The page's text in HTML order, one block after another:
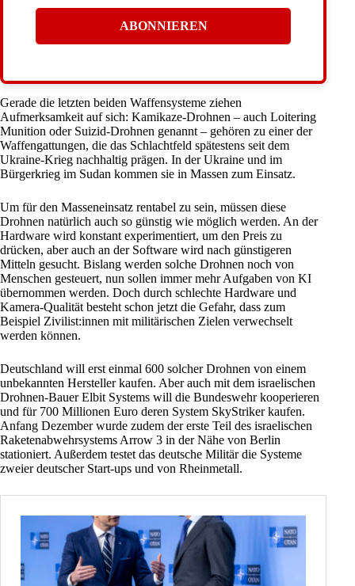
Gerade die letzten beiden Waffensysteme ziehen
Aufmerksamkeit auf sich: Kamikaze-Drohnen – auch Loitering
Munition oder Suizid-Drohnen genannt – gehören zu einer der
Waffengattungen, die das Schlachtfeld spätestens seit dem
Ukraine-Krieg nachhaltig prägen. In der Ukraine und im
Bürgerkrieg im Sudan kommen sie in Massen zum Einsatz.
Um für den Masseneinsatz rentabel zu sein, müssen diese
Drohnen natürlich auch so günstig wie möglich werden. An der
Hardware wird konstant experimentiert, um den Preis zu
drücken, aber auch an der Software wird nach günstigeren
Mitteln gesucht. Bislang werden solche Drohnen noch von
Menschen gesteuert, nun sollen immer mehr Aufgaben von KI
übernommen werden. Doch durch schlechte Hardware und
Kamera-Qualität besteht schon jetzt die Gefahr, dass zum
Beispiel Zivilist:innen mit militärischen Zielen verwechselt
werden können.
Deutschland will erst einmal 600 solcher Drohnen von einem
unbekannten Hersteller kaufen. Aber auch mit dem israelischen
Drohnen-Bauer Elbit Systems will die Bundeswehr kooperieren
und für 700 Millionen Euro deren System SkyStriker kaufen.
Anfang Dezember wurde zudem der erste Teil des israelischen
Raketenabwehrsystems Arrow 3 in der Nähe von Berlin
stationiert. Außerdem testet das deutsche Militär die Systeme
zweier deutscher Start-ups und von Rheinmetall.